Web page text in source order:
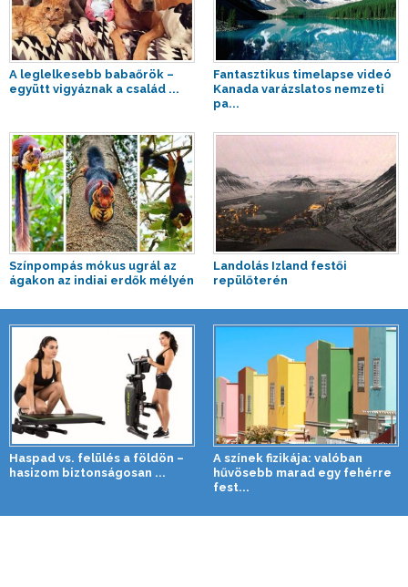
A leglelkesebb babaőrök –
együtt vigyáznak a család ...
Fantasztikus timelapse videó
Kanada varázslatos nemzeti
pa...
Színpompás mókus ugrál az
ágakon az indiai erdők mélyén
Landolás Izland festői
repülőterén
Haspad vs. felülés a földön –
hasizom biztonságosan ...
A színek fizikája: valóban
hűvösebb marad egy fehérre
fest...